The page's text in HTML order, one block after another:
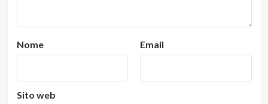
Nome Email
Sito web